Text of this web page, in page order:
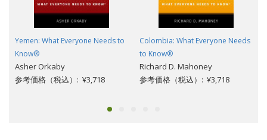
Yemen: What Everyone Needs to
Know®
Asher Orkaby
参考価格（税込）: ¥3,718
Colombia: What Everyone Needs
to Know®
Richard D. Mahoney
参考価格（税込）: ¥3,718